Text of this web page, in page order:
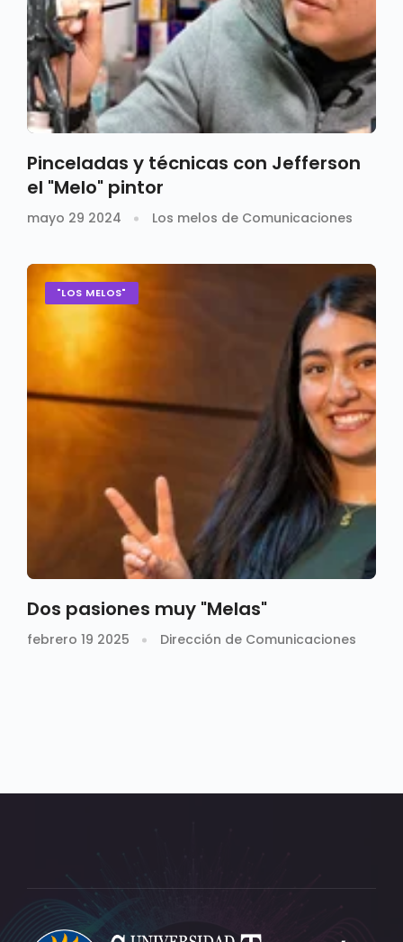
Pinceladas y técnicas con Jefferson
el "Melo" pintor
mayo 29 2024 Los melos de Comunicaciones
"LOS MELOS"
Dos pasiones muy "Melas"
febrero 19 2025 Dirección de Comunicaciones